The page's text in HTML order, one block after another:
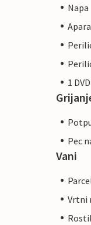
Napa
1 DVD
Pec
Vani
Vrtni